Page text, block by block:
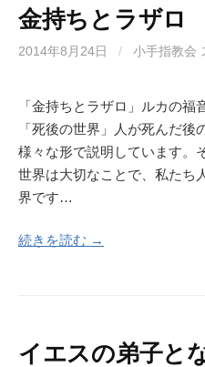
金持ちとラザロ
2014年8月24日 / 小手指教会
「金持ちとラザロ」ルカの
「死後の世界」人が死んだ
様々な形で説明しています。
世界は大切なことで、私たち
界です…
続きを読む →
イエスの弟子と